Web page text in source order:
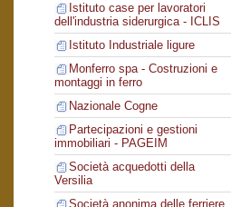
Istituto case per lavoratori
dell'industria siderurgica - ICLIS
Istituto Industriale ligure
Monferro spa - Costruzioni e
montaggi in ferro
Nazionale Cogne
Partecipazioni e gestioni
immobiliari - PAGEIM
Società acquedotti della
Versilia
Società anonima delle ferriere